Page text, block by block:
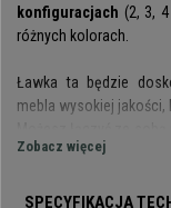
konfiguracjach (2, 3,
różnych kolorach.
Ławka ta będzie
mebla wysokiej jakości,
niego.
gościom i klientom
Zobacz więcej
SPECYFIKACJA